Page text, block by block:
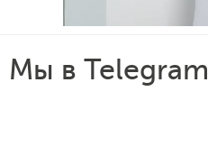
Мы в Telegram